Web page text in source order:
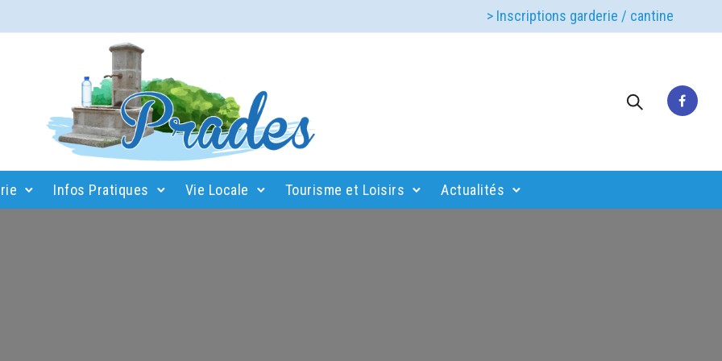
> Inscriptions garderie / cantine
Infos Pratiques Vie Locale Tourisme et Loisirs Actualités